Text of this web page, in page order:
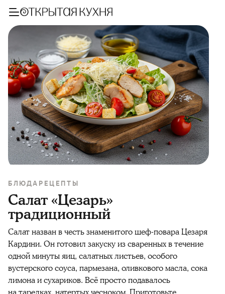
БЛЮДА РЕЦЕПТЫ
Салат «Цезарь»
традиционный
Салат назван в честь знаменитого шеф-повара Цезаря
Кардини. Он готовил закуску из сваренных в течение
одной минуты яиц, салатных листьев, особого
вустерского соуса, пармезана, оливкового масла, сока
лимона и сухариков. Всё просто подавалось